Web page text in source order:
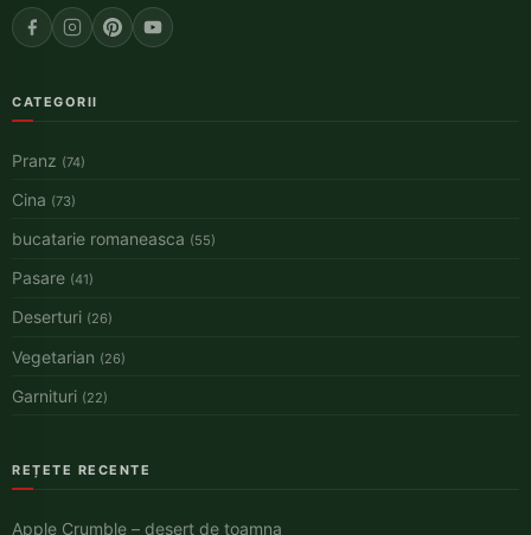
CATEGORII
Pranz (74)
Cina (73)
bucatarie romaneasca (55)
Pasare (41)
Deserturi (26)
Vegetarian (26)
Garnituri (22)
REȚETE RECENTE
Apple Crumble – desert de toamna